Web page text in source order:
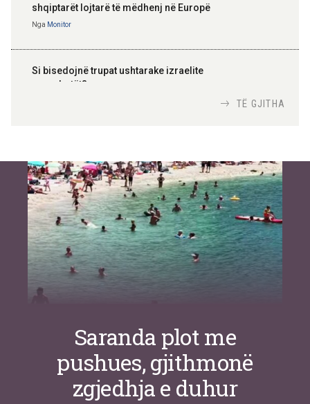
shqiptarët lojtarë të mëdhenj në Europë
Nga Monitor
Si bisedojnë trupat ushtarake izraelite
me robotët?
inteligjente izraelite
NgaOr Shalom
TË GJITHA
Saranda plot me
pushues, gjithmonë
zgjedhja e duhur